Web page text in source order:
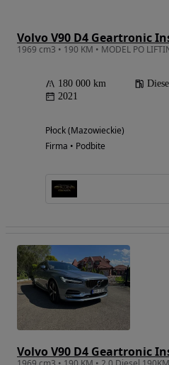
Volvo V90 D4 Geartronic
180 000 km
2021
Płock (Mazowieckie)
Firma • Podbite
Volvo V90 D4 Geartronic